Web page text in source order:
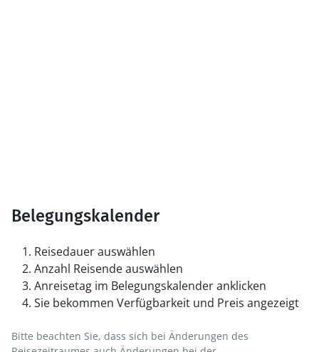
Belegungskalender
Reisedauer auswählen
Anzahl Reisende auswählen
Anreisetag im Belegungskalender anklicken
Sie bekommen Verfügbarkeit und Preis angezeigt
Bitte beachten Sie, dass sich bei Änderungen des